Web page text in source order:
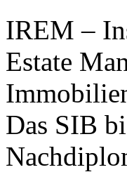
IREM –
Estate
Das SIB